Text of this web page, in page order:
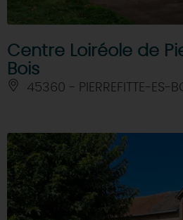
Centre Loiréole de
Bois
45360 - PIERREFITTE-ES-